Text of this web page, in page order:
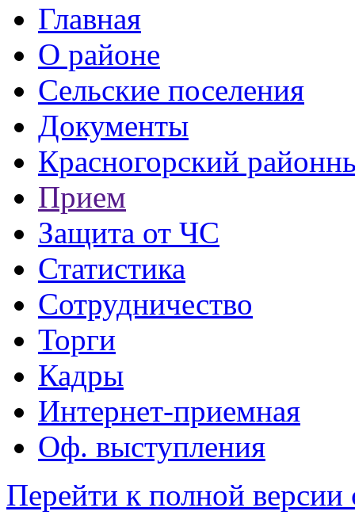
Главная
О районе
Сельские поселения
Документы
Красногорский
Прием
Защита от ЧС
Статистика
Сотрудничество
Торги
Кадры
Интернет-приемная
Оф. выступления
Перейти к полной версии